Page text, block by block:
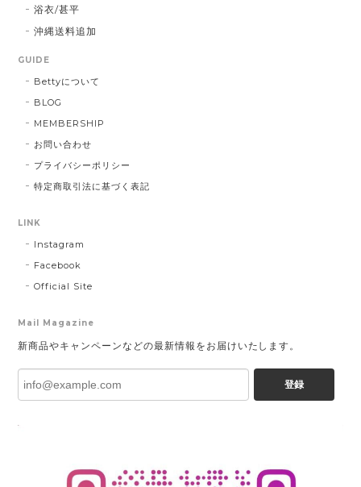
浴衣/甚平
沖縄送料追加
GUIDE
Bettyについて
BLOG
MEMBERSHIP
お問い合わせ
プライバシーポリシー
特定商取引法に基づく表記
LINK
Instagram
Facebook
Official Site
Mail Magazine
新商品やキャンペーンなどの最新情報をお届けいたします。
登録